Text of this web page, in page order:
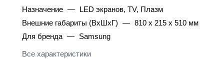
Назначение — LED экранов, TV, Плазм
Внешние габариты (ВхШхГ) — 810 x 215 x 510 мм
Для бренда — Samsung
Все характеристики